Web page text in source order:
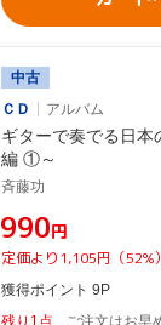
中古
ＣＤ
アルバム
ギターで奏でる日本
編 ①～
斉藤功
¥990円
定価より1,105円（52%
獲得ポイント 9P
残り1点
ご注文はお早